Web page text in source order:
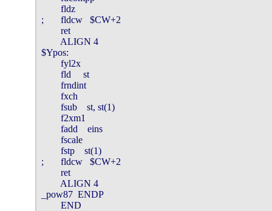
        fldz
;       fldcw   $CW+2
        ret
        ALIGN 4
$Ypos:
        fyl2x
        fld     st
        frndint
        fxch
        fsub    st, st(1)
        f2xm1
        fadd    eins
        fscale
        fstp    st(1)
;       fldcw   $CW+2
        ret
        ALIGN 4
_pow87  ENDP
        END